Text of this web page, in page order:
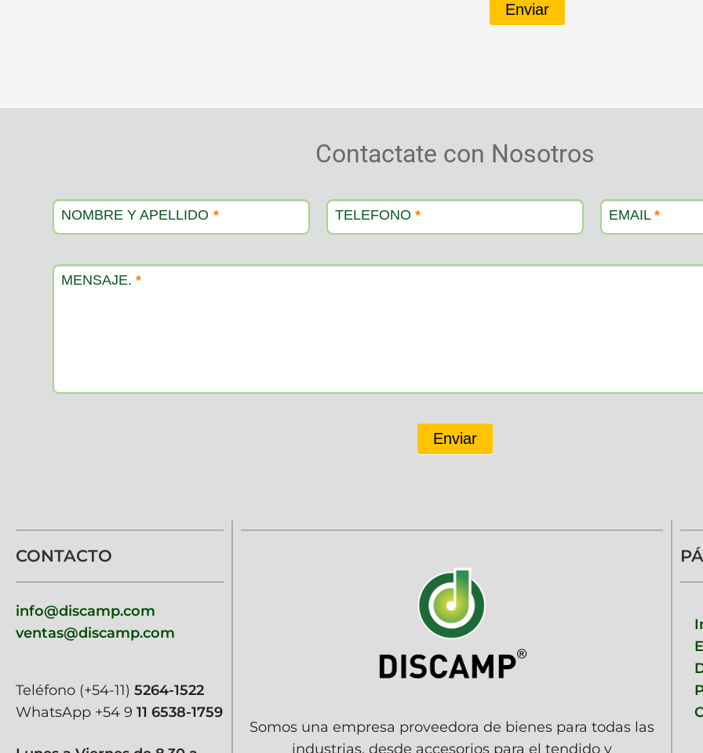
Enviar
Contactate con Nosotros
producto
NOMBRE Y APELLIDO * TELEFONO * EMAIL *
MENSAJE. *
Enviar
CONTACTO
info@discamp.com
ventas@discamp.com
Teléfono (+54-11) 5264-1522
WhatsApp +54 9 11 6538-1759
Somos una empresa proveedora de bienes para todas las
industrias, desde accesorios para el tendido y